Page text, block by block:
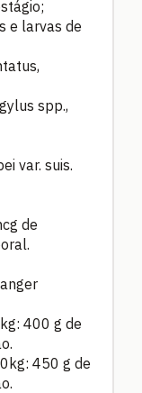
e larvas de
spp.,
var. suis.
de
400 g de
450 g de